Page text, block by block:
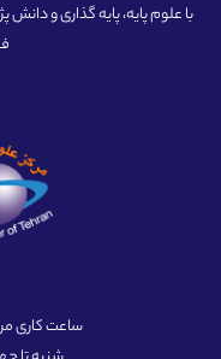
با علوم پایه، پایه گذاری و
ساعت کاری